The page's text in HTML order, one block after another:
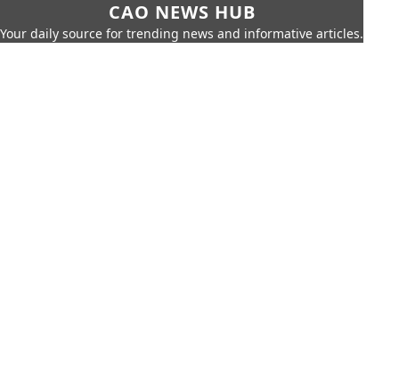
CAO NEWS HUB
Your daily source for trending news and informative articles.